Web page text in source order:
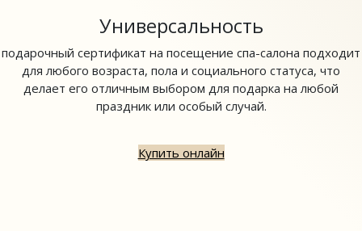
Универсальность
подарочный сертификат на посещение спа-салона подходит
для любого возраста, пола и социального статуса, что
делает его отличным выбором для подарка на любой
праздник или особый случай.
Купить онлайн